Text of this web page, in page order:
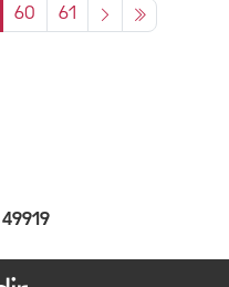
60 61
49919